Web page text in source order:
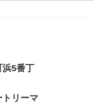
浜5番丁
リーマ